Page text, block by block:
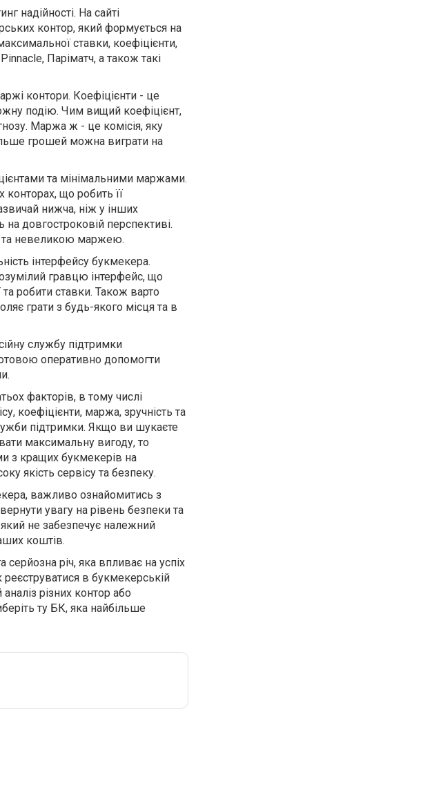
надійності. На сайті
контор, який формується на
ставки, коефіцієнти,
Паріматч, а також такі
контори. Коефіцієнти - це
подію. Чим вищий коефіцієнт,
Маржа ж - це комісія, яку
грошей можна виграти на
та мінімальними маржами.
конторах, що робить її
нижча, ніж у інших
довгостроковій перспективі.
та невеликою маржею.
інтерфейсу букмекера.
гравцю інтерфейс, що
робити ставки. Також варто
грати з будь-якого місця та в
службу підтримки
оперативно допомогти
факторів, в тому числі
коефіцієнти, маржа, зручність та
підтримки. Якщо ви шукаєте
максимальну вигоду, то
з кращих букмекерів на
якість сервісу та безпеку.
важливо ознайомитись з
увагу на рівень безпеки та
не забезпечує належний
коштів.
річ, яка впливає на успіх
в букмекерській
різних контор або
ту БК, яка найбільше